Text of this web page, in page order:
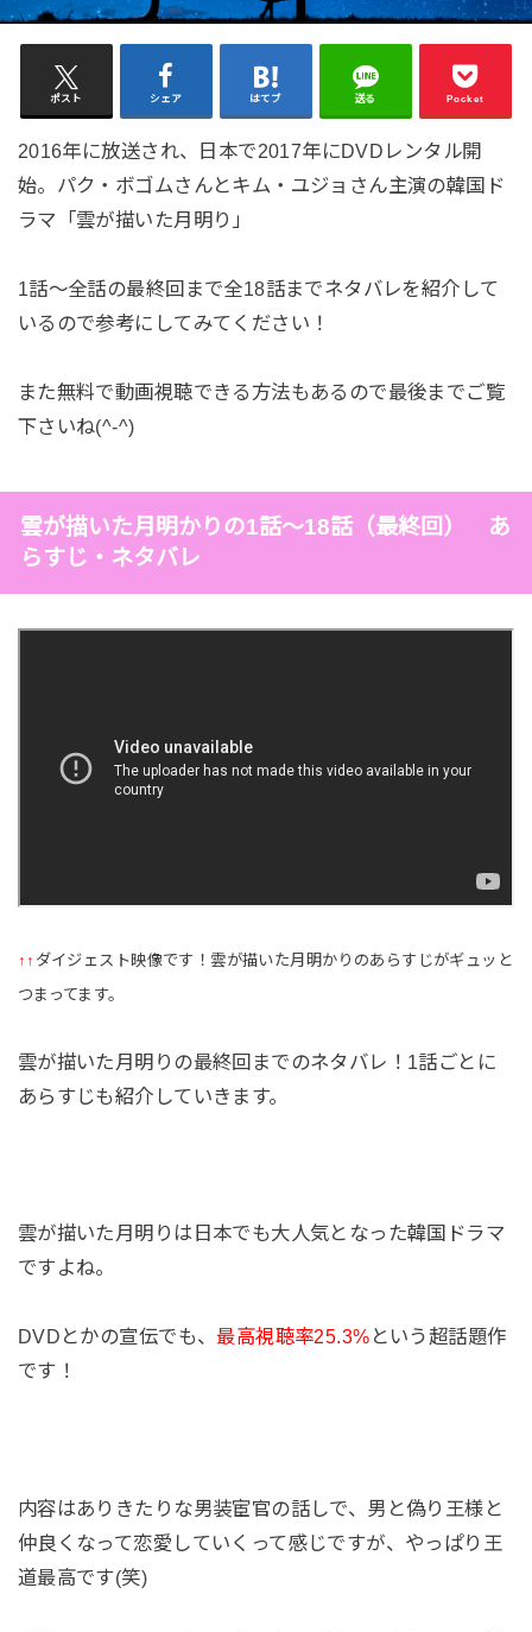
ポスト シェア はてブ 送る Pocket
2016年に放送され、日本で2017年にDVDレンタル開
始。パク・ボゴムさんとキム・ユジョさん主演の韓国ド
ラマ「雲が描いた月明り」
1話～全話の最終回まで全18話までネタバレを紹介して
いるので参考にしてみてください！
また無料で動画視聴できる方法もあるので最後までご覧
下さいね(^-^)
雲が描いた月明かりの1話～18話（最終回） あ
らすじ・ネタバレ
↑↑ ダイジェスト映像です！雲が描いた月明かりのあらすじがギュッと
つまってます。
雲が描いた月明りの最終回までのネタバレ！1話ごとに
あらすじも紹介していきます。
雲が描いた月明りは日本でも大人気となった韓国ドラマ
ですよね。
DVDとかの宣伝でも、 最高視聴率25.3% という超話題作
です！
内容はありきたりな男装宦官の話しで、男と偽り王様と
仲良くなって恋愛していくって感じですが、やっぱり王
道最高です(笑)